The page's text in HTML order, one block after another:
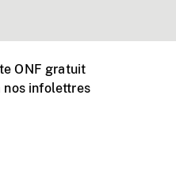
ONF gratuit
nos infolettres